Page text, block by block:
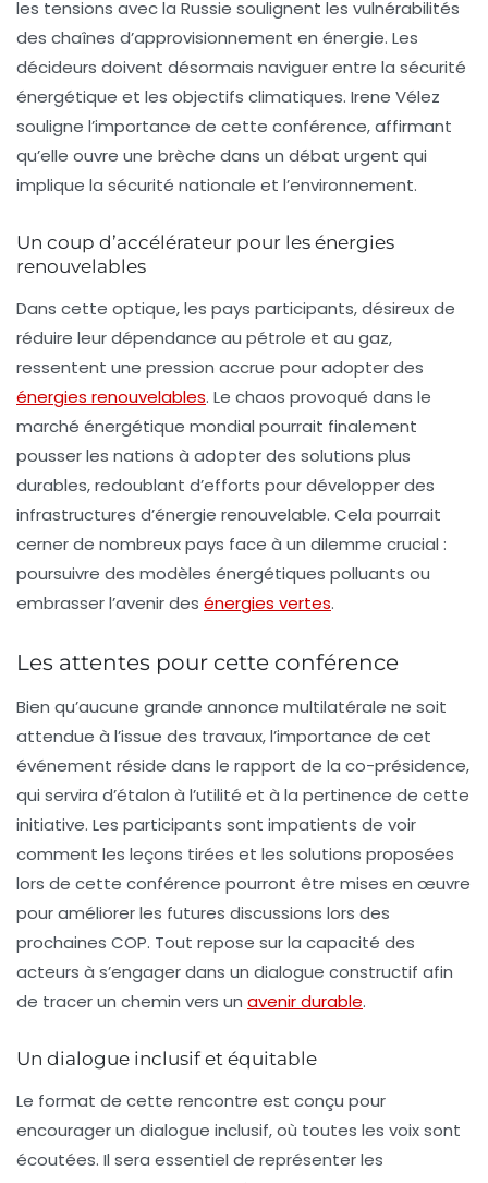
les tensions avec la Russie soulignent les vulnérabilités
des chaînes d’approvisionnement en énergie. Les
décideurs doivent désormais naviguer entre la sécurité
énergétique et les objectifs climatiques. Irene Vélez
souligne l’importance de cette conférence, affirmant
qu’elle ouvre une brèche dans un débat urgent qui
implique la sécurité nationale et l’environnement.
Un coup d’accélérateur pour les énergies
renouvelables
Dans cette optique, les pays participants, désireux de
réduire leur dépendance au pétrole et au gaz,
ressentent une pression accrue pour adopter des
énergies renouvelables. Le chaos provoqué dans le
marché énergétique mondial pourrait finalement
pousser les nations à adopter des solutions plus
durables, redoublant d’efforts pour développer des
infrastructures d’énergie renouvelable. Cela pourrait
cerner de nombreux pays face à un dilemme crucial :
poursuivre des modèles énergétiques polluants ou
embrasser l’avenir des énergies vertes.
Les attentes pour cette conférence
Bien qu’aucune grande annonce multilatérale ne soit
attendue à l’issue des travaux, l’importance de cet
événement réside dans le rapport de la co-présidence,
qui servira d’étalon à l’utilité et à la pertinence de cette
initiative. Les participants sont impatients de voir
comment les leçons tirées et les solutions proposées
lors de cette conférence pourront être mises en œuvre
pour améliorer les futures discussions lors des
prochaines COP. Tout repose sur la capacité des
acteurs à s’engager dans un dialogue constructif afin
de tracer un chemin vers un avenir durable.
Un dialogue inclusif et équitable
Le format de cette rencontre est conçu pour
encourager un dialogue inclusif, où toutes les voix sont
écoutées. Il sera essentiel de représenter les